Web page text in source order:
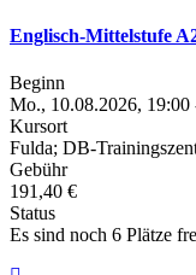
Englisch-Mittelstufe
Beginn
Mo., 10.08.2026, 19:00
Kursort
Fulda; DB-
Gebühr
191,40 €
Status
Es sind noch 6 Plätze